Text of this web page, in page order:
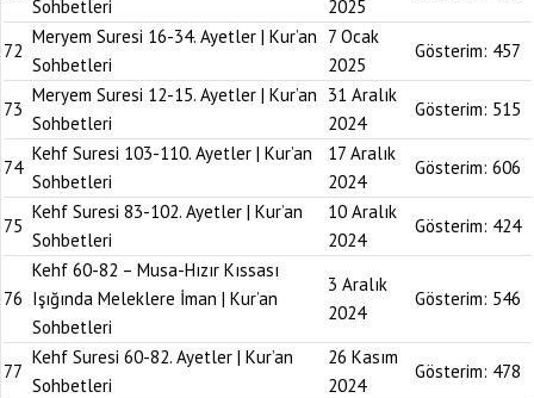
Sohbetleri
2025
72
Meryem Suresi 16-34. Ayetler | Kur’an
Sohbetleri
7 Ocak
2025
Gösterim: 457
73
Meryem Suresi 12-15. Ayetler | Kur’an
Sohbetleri
31 Aralık
2024
Gösterim: 515
74
Kehf Suresi 103-110. Ayetler | Kur’an
Sohbetleri
17 Aralık
2024
Gösterim: 606
75
Kehf Suresi 83-102. Ayetler | Kur’an
Sohbetleri
10 Aralık
2024
Gösterim: 424
76
Kehf 60-82 – Musa-Hızır Kıssası
Işığında Meleklere İman | Kur’an
Sohbetleri
3 Aralık
2024
Gösterim: 546
77
Kehf Suresi 60-82. Ayetler | Kur’an
Sohbetleri
26 Kasım
2024
Gösterim: 478